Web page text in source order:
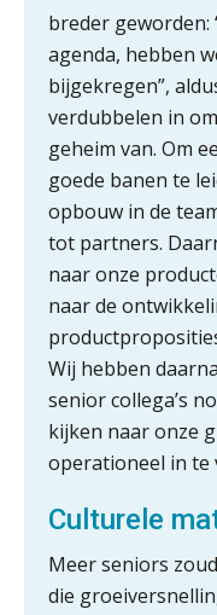
breder
agenda, hebben
bijgekregen”,
verdubbelen in
geheim van. Om
goede banen te
opbouw in de
tot partners.
naar onze
naar de
Wij hebben
senior collega’s
kijken naar onze
operationeel in te
Culturele
Meer seniors
die